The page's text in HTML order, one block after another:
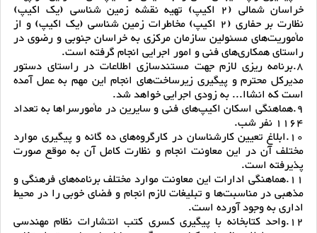
خراسان شمالی (2 اکیپ) تهیه نقشه زمین شناسی (یک اکیپ)
نظارت بر حفاری (2 اکیپ) مخاطرات زمین شناسی (یک اکیپ) و از
مأموریت‌های مسئولین سازمان مرکزی به خراسان جنوبی و رضوی در
راستای همکاری‌های فنی و امور اجرایی انجام گرفته است.
8.برنامه ریزی لازم جهت مستندسازی اطلاعات در راستای دستور
مدیرکل محترم و پیگیری زیرساخت‌های انجام این مهم به عمل آمده
است که انشاا... به زودی اجرایی خواهد شد.
9.هماهنگی اسکان اکیپ‌های فنی و سایرین در مأمورسراها به تعداد
1164 نفر شب.
10.ابلاغ تعیین کارشناسان در کارگروه‌های ده گانه و پیگیری موارد
مختلف آن در این معاونت انجام و نظارت کامل آن به موقع صورت
پذیرفته است.
11.هماهنگی ادارات این معاونت موارد مختلف برنامه‌های فرهنگی و
مذهبی در مناسبت‌ها و تبلیغات لازم انجام و فضای خوبی را در محیط
اداری به وجود آورده است.
12.واحد کتابخانه با پیگیری کسری کتب انتشارات نظام مهندسی